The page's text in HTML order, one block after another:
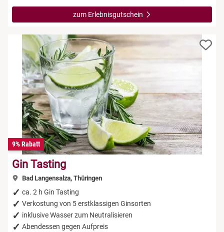
zum Erlebnisgutschein
9% Rabatt
Gin Tasting
Bad Langensalza, Thüringen
ca. 2 h Gin Tasting
Verkostung von 5 erstklassigen Ginsorten
inklusive Wasser zum Neutralisieren
Abendessen gegen Aufpreis